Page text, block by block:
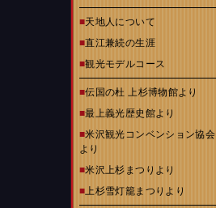
■天地人について
■直江兼続の生涯
■観光モデルコース
■伝国の杜 上杉博物館より
■最上義光歴史館より
■米沢観光コンベンション協会
より
■米沢上杉まつりより
■上杉雪灯籠まつりより